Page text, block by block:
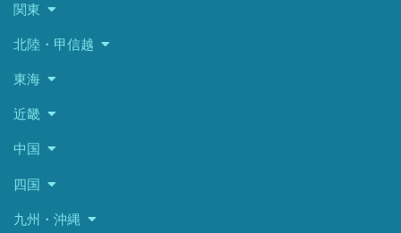
関東
北陸・甲信越
東海
近畿
中国
四国
九州・沖縄